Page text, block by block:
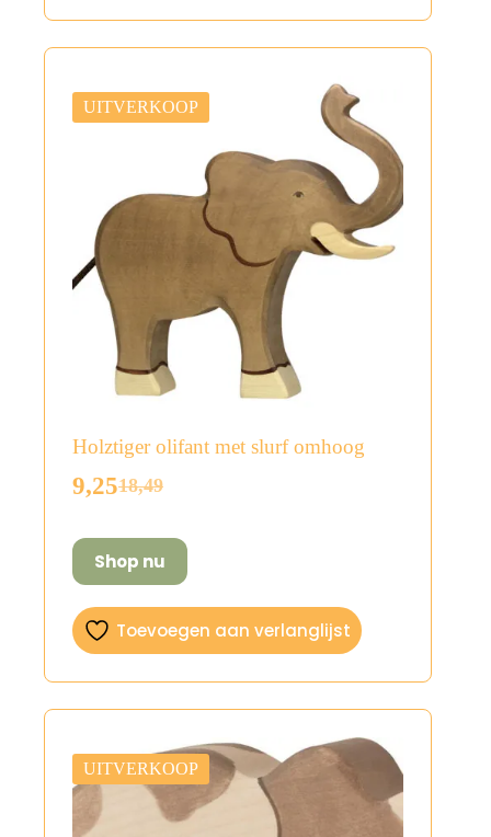
UITVERKOOP
Holztiger olifant met slurf omhoog
18,49
Oorspronkelijke
was:
€18,49.
9,25Huidige
is:
€9,25.
Shop nu
Toevoegen aan verlanglijst
UITVERKOOP